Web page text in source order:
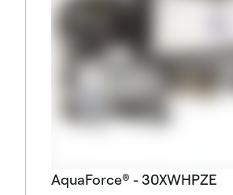
AquaForce® - 30XWHPZE